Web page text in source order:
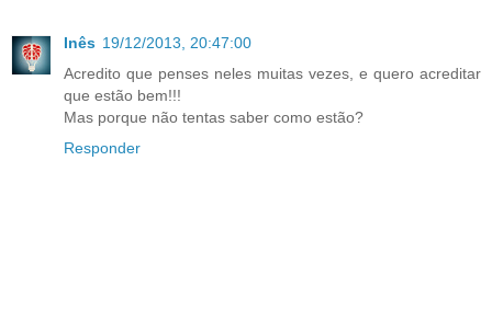
Inês 19/12/2013, 20:47:00
Acredito que penses neles muitas vezes, e quero acreditar
que estão bem!!!
Mas porque não tentas saber como estão?
Responder